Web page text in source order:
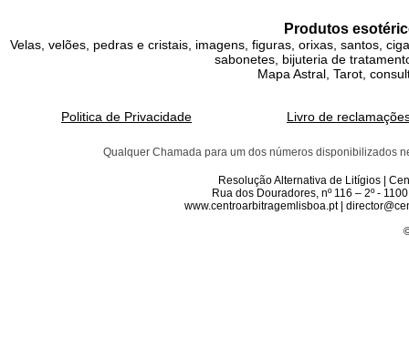
Produtos
Velas, velões, pedras e cristais, imagens, figuras, orixas, santos,
sabonetes, bijuteria de
Mapa Astral, Tarot,
Politica de Privacidade Livro de
Qualquer Chamada para um dos números disponibilizados
Resolução Alternativa de Litígios |
Rua dos Douradores, nº 116 – 2º -
www.centroarbitragemlisboa.pt |